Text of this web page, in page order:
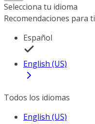
Selecciona tu idioma
Recomendaciones para ti
Español
English (US)
Todos los idiomas
English (US)